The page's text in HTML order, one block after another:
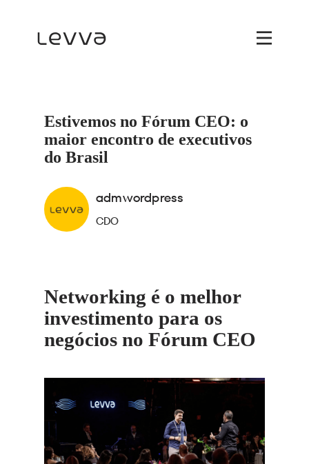
Estivemos no Fórum CEO: o
maior encontro de executivos
do Brasil
admwordpress
CDO
Networking é o melhor
investimento para os
negócios no Fórum CEO